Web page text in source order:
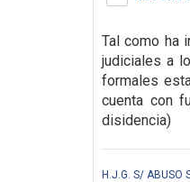
Tal como ha
judiciales a
formales
cuenta con
disidencia)
H.J.G. S/ ABUSO